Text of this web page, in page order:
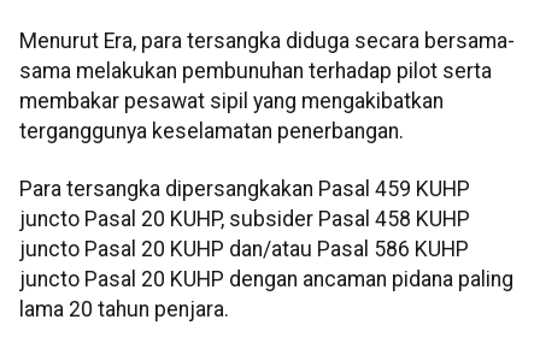
Menurut Era, para tersangka diduga secara bersama-
sama melakukan pembunuhan terhadap pilot serta
membakar pesawat sipil yang mengakibatkan
terganggunya keselamatan penerbangan.
Para tersangka dipersangkakan Pasal 459 KUHP
juncto Pasal 20 KUHP, subsider Pasal 458 KUHP
juncto Pasal 20 KUHP dan/atau Pasal 586 KUHP
juncto Pasal 20 KUHP dengan ancaman pidana paling
lama 20 tahun penjara.